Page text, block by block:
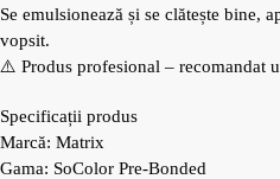
Se emulsionează și se clătește bine,
vopsit.
⚠️ Produs profesional – recomandat
Specificații produs
Marcă: Matrix
Gama: SoColor Pre-Bonded